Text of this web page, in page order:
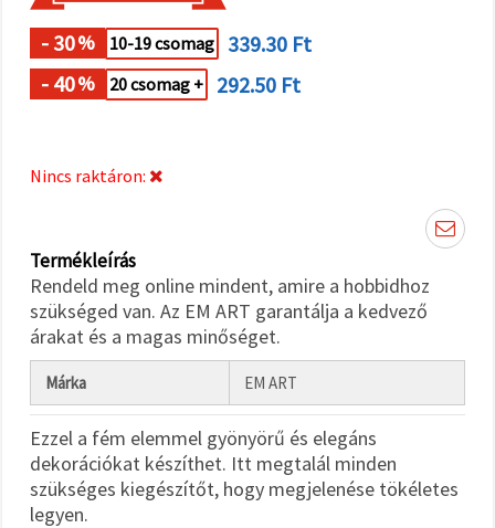
kiválasztásával
és a
"Mentés"
gombra
Fogadja
Beállítások
- 30% 10-19 csomag
339.30 Ft
- 40% 20 csomag + 292.50 Ft
Nincs raktáron:
Termékleírás
Rendeld meg online mindent, amire a hobbidhoz
szükséged van. Az EM ART garantálja a kedvező
árakat és a magas minőséget.
Márka EM ART
Ezzel a fém elemmel gyönyörű és elegáns
dekorációkat készíthet. Itt megtalál minden
szükséges kiegészítőt, hogy megjelenése tökéletes
legyen.